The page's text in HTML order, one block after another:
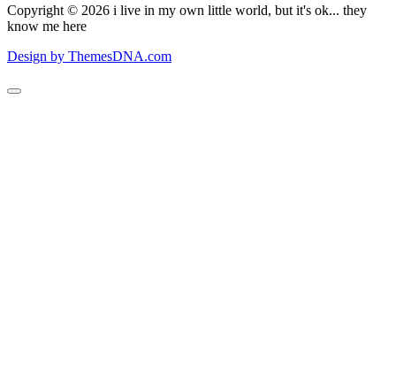
Copyright © 2026 i live in my own little world, but it's ok... they
know me here
Design by ThemesDNA.com
Scroll